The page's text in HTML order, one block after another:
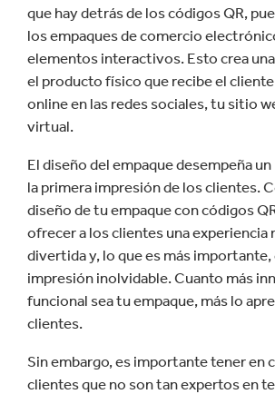
que hay detrás de los códigos QR,
los empaques de comercio
elementos interactivos. Esto crea
el producto físico que recibe el
online en las redes sociales, tu sitio
virtual.
El diseño del empaque desempeña
la primera impresión de los clientes.
diseño de tu empaque con códigos
ofrecer a los clientes una experiencia
divertida y, lo que es más importante,
impresión inolvidable. Cuanto más
funcional sea tu empaque, más lo
clientes.
Sin embargo, es importante tener en
clientes que no son tan expertos en